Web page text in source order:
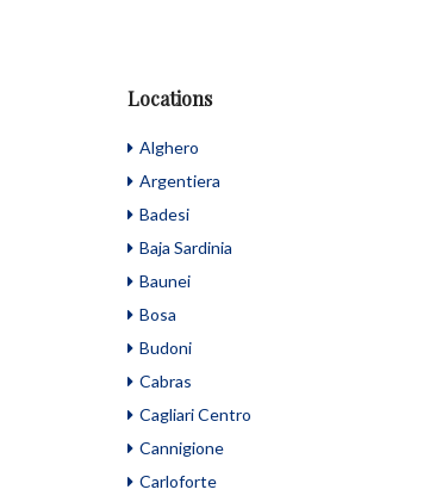
Locations
Alghero
Argentiera
Badesi
Baja Sardinia
Baunei
Bosa
Budoni
Cabras
Cagliari Centro
Cannigione
Carloforte